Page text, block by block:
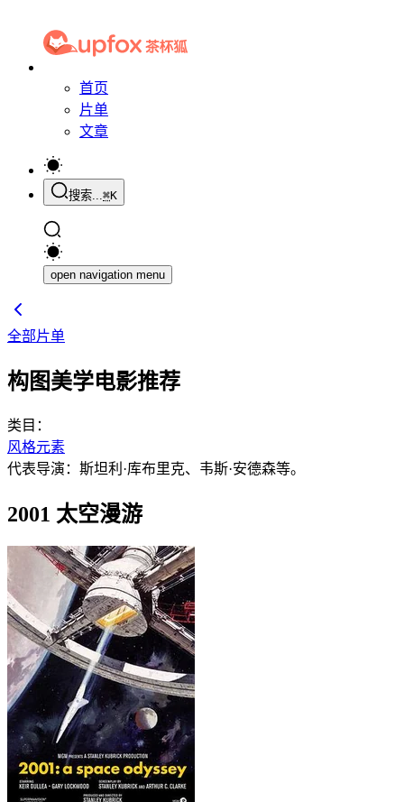
首页
片单
文章
搜索...⌘K
open navigation menu
全部片单
构图美学电影推荐
类目：
风格元素
代表导演：斯坦利·库布里克、韦斯·安德森等。
2001 太空漫游